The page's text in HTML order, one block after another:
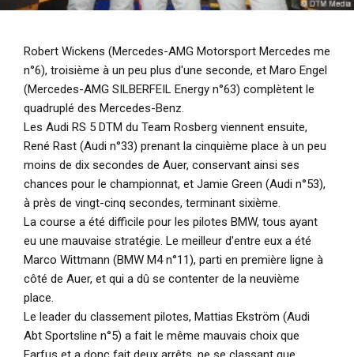
Robert Wickens (Mercedes-AMG Motorsport Mercedes me
n°6), troisième à un peu plus d'une seconde, et Maro Engel
(Mercedes-AMG SILBERFEIL Energy n°63) complètent le
quadruplé des Mercedes-Benz.
Les Audi RS 5 DTM du Team Rosberg viennent ensuite,
René Rast (Audi n°33) prenant la cinquième place à un peu
moins de dix secondes de Auer, conservant ainsi ses
chances pour le championnat, et Jamie Green (Audi n°53),
à près de vingt-cinq secondes, terminant sixième.
La course a été difficile pour les pilotes BMW, tous ayant
eu une mauvaise stratégie. Le meilleur d'entre eux a été
Marco Wittmann (BMW M4 n°11), parti en première ligne à
côté de Auer, et qui a dû se contenter de la neuvième
place.
Le leader du classement pilotes, Mattias Ekström (Audi
Abt Sportsline n°5) a fait le même mauvais choix que